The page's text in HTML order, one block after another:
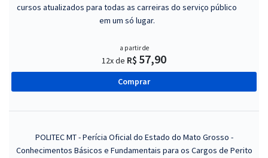
cursos atualizados para todas as carreiras do serviço público
em um só lugar.
a partir de
12x de R$ 57,90
Comprar
POLITEC MT - Perícia Oficial do Estado do Mato Grosso -
Conhecimentos Básicos e Fundamentais para os Cargos de Perito